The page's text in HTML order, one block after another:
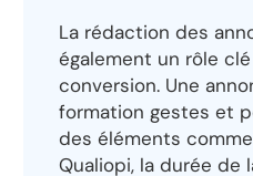
La rédaction des
également un rôle
conversion. Une
formation gestes et
des éléments
Qualiopi, la durée de